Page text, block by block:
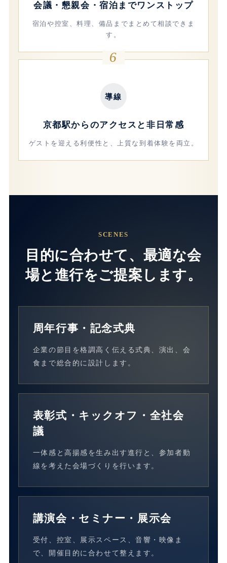
会議・懇親会・宿泊までワンストップ
宿泊や控室、料理、備品までまとめて相談できま
す。
6
導線
京都駅からのアクセスと非日常感
ゲストを迎える利便性と、上質な到着体験を両立。
SCENES
目的に合わせて、最適な会
場と進行をご提案します。
周年行事・記念式典
企業の節目を格調高く伝える式典、演出、会
食まで総合的に設計します。
表彰式・キックオフ・全社会
議
一体感と高揚感を生み出す進行と、参加者動
線を考えた会場づくりを行います。
講演会・セミナー・展示会
受付、控室、展示スペース、音響・映像ま
で、開催目的に合わせて整えます。